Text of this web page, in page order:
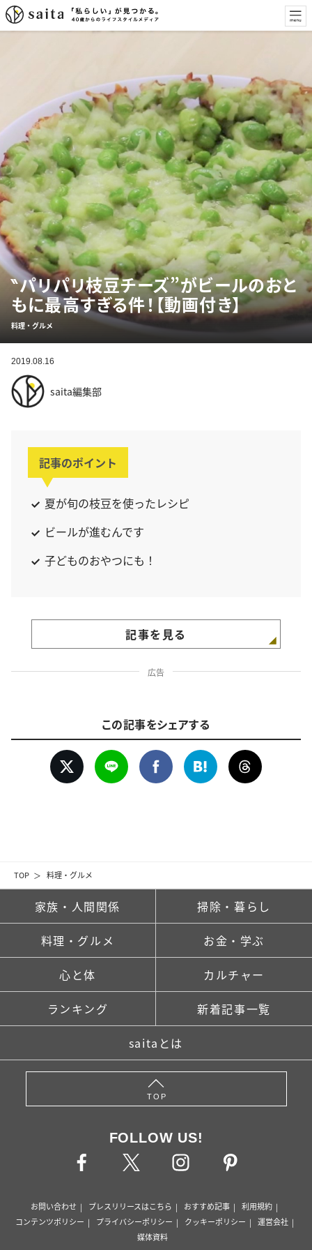
TOP 料理・グルメ
‶パリパリ枝豆チーズ”がビールのおと
もに最高すぎる件！【動画付き】
料理・グルメ
2019.08.16
saita編集部
記事のポイント
夏が旬の枝豆を使ったレシピ
ビールが進むんです
子どものおやつにも！
記事を見る
広告
この記事をシェアする
家族・人間関係 掃除・暮らし
料理・グルメ お金・学ぶ
心と体 カルチャー
ランキング 新着記事一覧
saitaとは
TOP
FOLLOW US!
お問い合わせ プレスリリースはこちら おすすめ記事
利用規約
コンテンツポリシー
プライバシーポリシー クッキーポリシー
運営会社
媒体資料